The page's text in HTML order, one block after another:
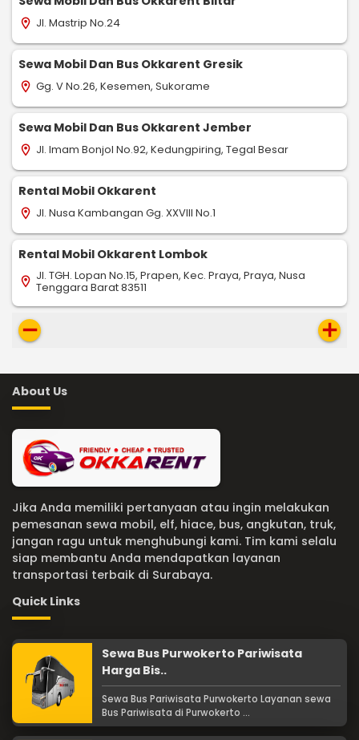
location_on Jl. Mastrip No.24
Sewa Mobil Dan Bus Okkarent Gresik
location_on Gg. V No.26, Kesemen, Sukorame
Sewa Mobil Dan Bus Okkarent Jember
location_on Jl. Imam Bonjol No.92, Kedungpiring, Tegal Besar
Rental Mobil Okkarent
location_on Jl. Nusa Kambangan Gg. XXVIII No.1
Rental Mobil Okkarent Lombok
location_on Jl. TGH. Lopan No.15, Prapen, Kec. Praya, Praya, Nusa
Tenggara Barat 83511
remove add
About Us
Jika Anda memiliki pertanyaan atau ingin melakukan
pemesanan sewa mobil, elf, hiace, bus, angkutan, truk,
jangan ragu untuk menghubungi kami. Tim kami selalu
siap membantu Anda mendapatkan layanan
transportasi terbaik di Surabaya.
Quick Links
Sewa Bus Purwokerto Pariwisata
Harga Bis..
Sewa Bus Pariwisata Purwokerto Layanan sewa
Bus Pariwisata di Purwokerto ...